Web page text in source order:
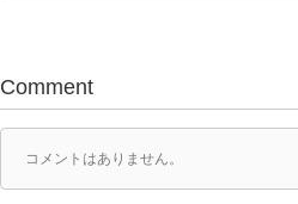
Comment
コメントはありません。